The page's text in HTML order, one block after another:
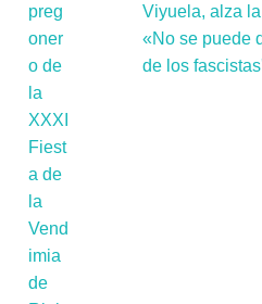
Viyuela, alza
«No se puede
de los